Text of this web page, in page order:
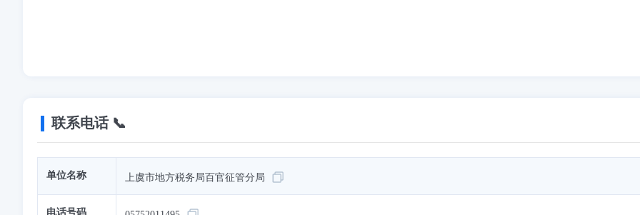
联系电话 📞
单位名称 上虞市地方税务局百官征管分局
电话号码